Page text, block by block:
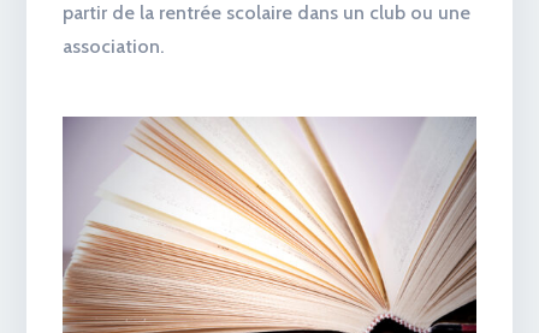
partir de la rentrée scolaire dans un club ou une
association.